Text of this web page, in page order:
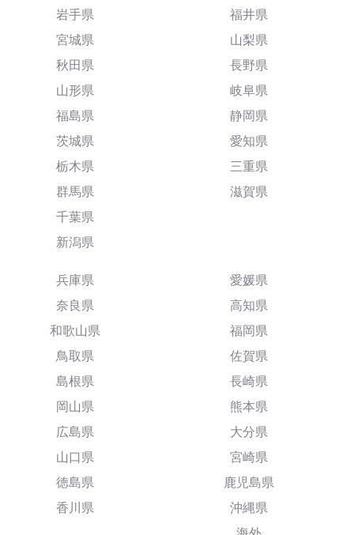
岩手県
宮城県
秋田県
山形県
福島県
茨城県
栃木県
群馬県
千葉県
新潟県
福井県
山梨県
長野県
岐阜県
静岡県
愛知県
三重県
滋賀県
兵庫県
奈良県
和歌山県
鳥取県
島根県
岡山県
広島県
山口県
徳島県
香川県
愛媛県
高知県
福岡県
佐賀県
長崎県
熊本県
大分県
宮崎県
鹿児島県
沖縄県